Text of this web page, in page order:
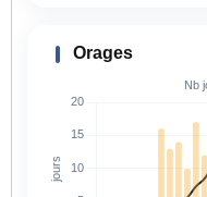
Orages